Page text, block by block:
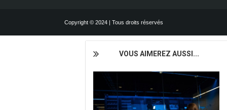
VOUS AIMEREZ AUSSI...
Copyright © 2024 | Tous droits réservés